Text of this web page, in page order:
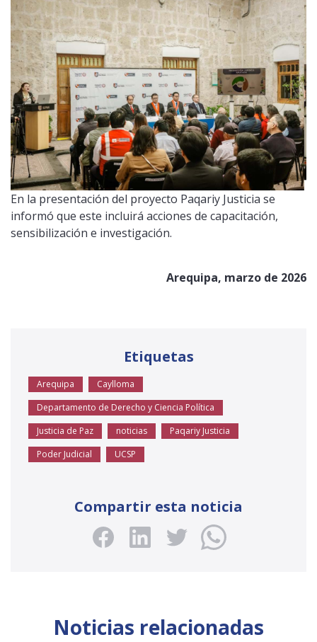
En la presentación del proyecto Paqariy Justicia se
informó que este incluirá acciones de capacitación,
sensibilización e investigación.
Arequipa, marzo de 2026
Etiquetas
Arequipa
Caylloma
Departamento de Derecho y Ciencia Política
Justicia de Paz
noticias
Paqariy Justicia
Poder Judicial
UCSP
Compartir esta noticia
Noticias relacionadas